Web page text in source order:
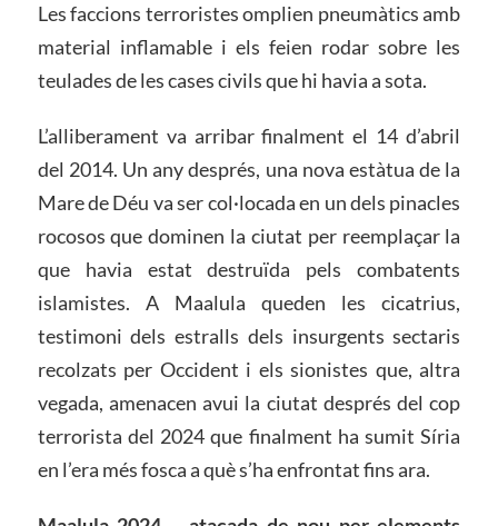
Les faccions terroristes omplien pneumàtics amb
material inflamable i els feien rodar sobre les
teulades de les cases civils que hi havia a sota.
L’alliberament va arribar finalment el 14 d’abril
del 2014. Un any després, una nova estàtua de la
Mare de Déu va ser col·locada en un dels pinacles
rocosos que dominen la ciutat per reemplaçar la
que havia estat destruïda pels combatents
islamistes. A Maalula queden les cicatrius,
testimoni dels estralls dels insurgents sectaris
recolzats per Occident i els sionistes que, altra
vegada, amenacen avui la ciutat després del cop
terrorista del 2024 que finalment ha sumit Síria
en l’era més fosca a què s’ha enfrontat fins ara.